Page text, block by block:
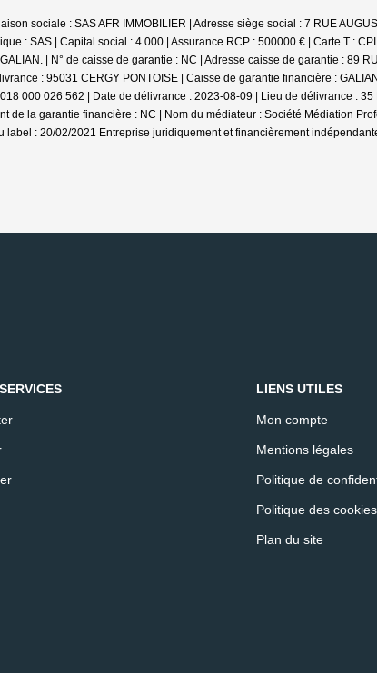
sociale : SAS AFR IMMOBILIER | Adresse siège social : 7 RUE
: SAS | Capital social : 4 000 | Assurance RCP : 500000 € | Carte T :
| N° de caisse de garantie : NC | Adresse caisse de garantie : 89
: 95031 CERGY PONTOISE | Caisse de garantie financière :
000 026 562 | Date de délivrance : 2023-08-09 | Lieu de délivrance :
de la garantie financière : NC | Nom du médiateur : Société Médiation
label : 20/02/2021 Entreprise juridiquement et financièrement
LIENS UTILES
Mon compte
Mentions légales
Politique de
Politique des cookies
Plan du site